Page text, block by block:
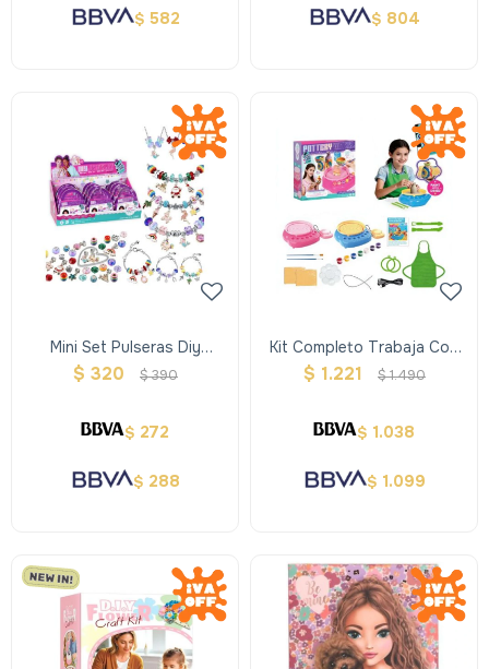
$ 582 $ 804
Mini Set Pulseras Diy
Jewerly
$ 320 $390
$ 272
$ 288
Kit Completo Trabaja Con
Ceramica
$ 1.221 $1.490
$ 1.038
$ 1.099